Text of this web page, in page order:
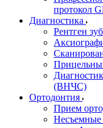
протокол
Диагностика
Рентген
(ВНЧС)
Ортодонтия
Прием
Несъемные